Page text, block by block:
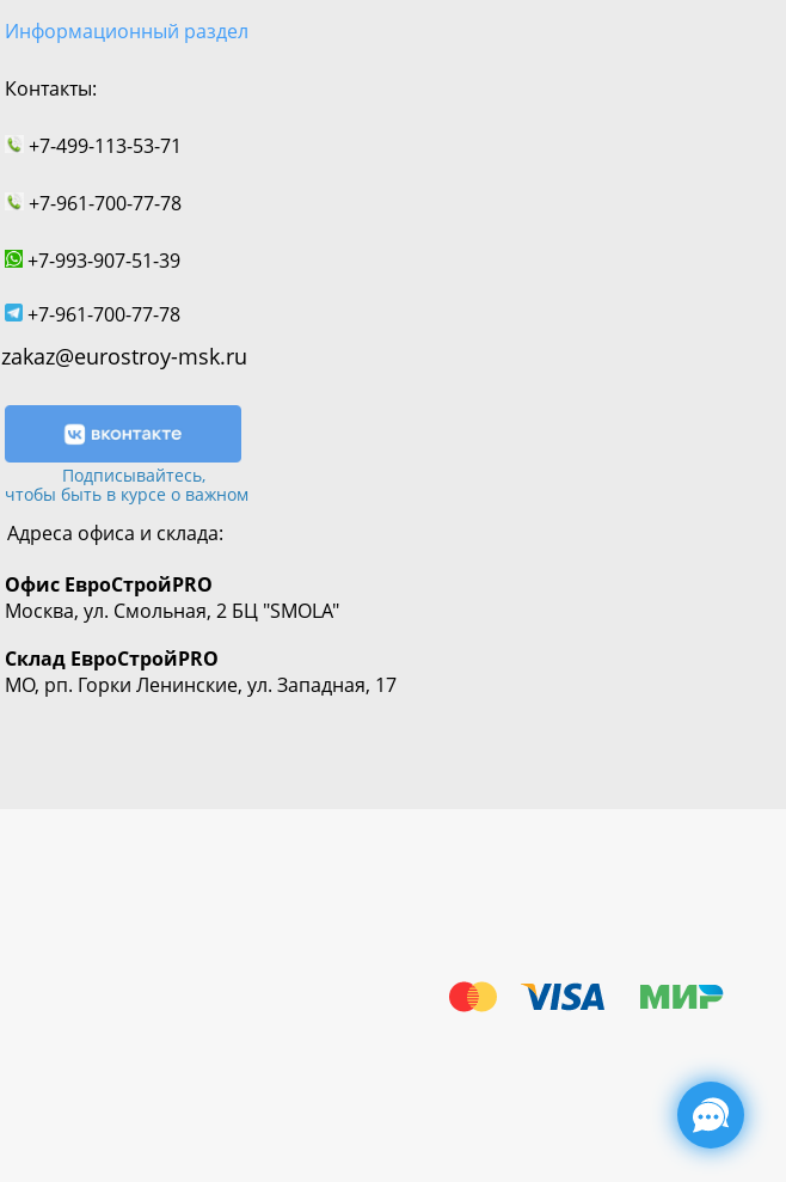
Информационный раздел
Контакты:
+7-499-113-53-71
+7-961-700-77-78
+7-993-907-51-39
+7-961-700-77-78
zakaz@eurostroy-msk.ru
Подписывайтесь,
чтобы быть в курсе о важном
Адреса офиса и склада:
Офис ЕвроСтройPRO
Москва, ул. Смольная, 2 БЦ "SMOLA"
Склад ЕвроСтройPRO
МО, рп. Горки Ленинские, ул. Западная, 17